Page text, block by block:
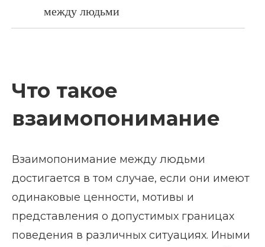
между людьми
Что такое
взаимопонимание
Взаимопонимание между людьми
достигается в том случае, если они имеют
одинаковые ценности, мотивы и
представления о допустимых границах
поведения в различных ситуациях. Иными